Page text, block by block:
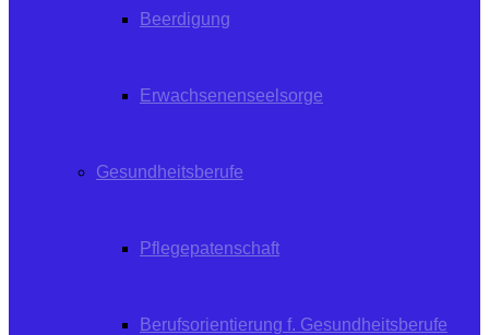
Beerdigung
Erwachsenenseelsorge
Gesundheitsberufe
Pflegepatenschaft
Berufsorientierung f. Gesundheitsberufe